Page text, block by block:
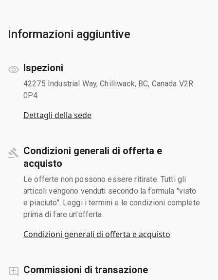
Informazioni aggiuntive
Ispezioni
42275 Industrial Way, Chilliwack, BC, Canada V2R
0P4
Dettagli della sede
Condizioni generali di offerta e
acquisto
Le offerte non possono essere ritirate. Tutti gli
articoli vengono venduti secondo la formula "visto
e piaciuto". Leggi i termini e le condizioni complete
prima di fare un'offerta.
Condizioni generali di offerta e acquisto
Commissioni di transazione